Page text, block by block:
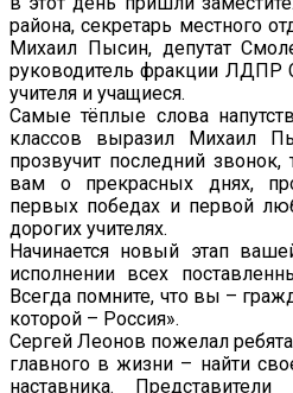
района, секретарь местного
Михаил Пысин, депутат
руководитель фракции ЛДПР
учителя и учащиеся.
Самые тёплые слова
классов выразил Михаил
прозвучит последний звонок,
вам о прекрасных днях,
первых победах и первой
дорогих учителях.
Начинается новый этап
исполнении всех
Всегда помните, что вы –
которой – Россия».
Сергей Леонов пожелал
главного в жизни – найти
наставника.